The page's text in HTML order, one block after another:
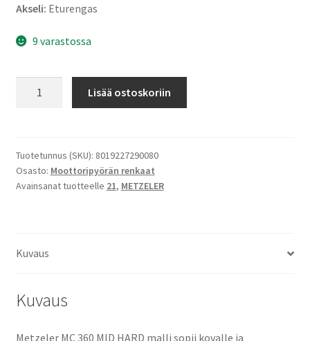
Akseli: Eturengas
9 varastossa
Hard
MST
90/90
TT
määrä
Lisää ostoskoriin
Tuotetunnus (SKU): 8019227290080
Osasto: Moottoripyörän renkaat
Avainsanat tuotteelle 21, METZELER
Kuvaus
Kuvaus
Metzeler MC 360 MID HARD malli sopii kovalle ja